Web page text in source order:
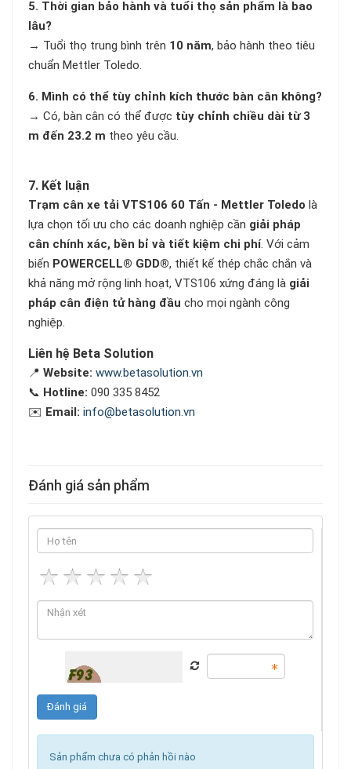
5. Thời gian bảo hành và tuổi thọ sản phẩm là bao
lâu?
→ Tuổi thọ trung bình trên 10 năm, bảo hành theo tiêu
chuẩn Mettler Toledo.
6. Mình có thể tùy chỉnh kích thước bàn cân không?
→ Có, bàn cân có thể được tùy chỉnh chiều dài từ 3
m đến 23.2 m theo yêu cầu.
7. Kết luận
Trạm cân xe tải VTS106 60 Tấn - Mettler Toledo là
lựa chọn tối ưu cho các doanh nghiệp cần giải pháp
cân chính xác, bền bỉ và tiết kiệm chi phí. Với cảm
biến POWERCELL® GDD®, thiết kế thép chắc chắn và
khả năng mở rộng linh hoạt, VTS106 xứng đáng là giải
pháp cân điện tử hàng đầu cho mọi ngành công
nghiệp.
Liên hệ Beta Solution
📍 Website: www.betasolution.vn
📞 Hotline: 090 335 8452
✉️ Email: info@betasolution.vn
Đánh giá sản phẩm
Sản phẩm chưa có phản hồi nào